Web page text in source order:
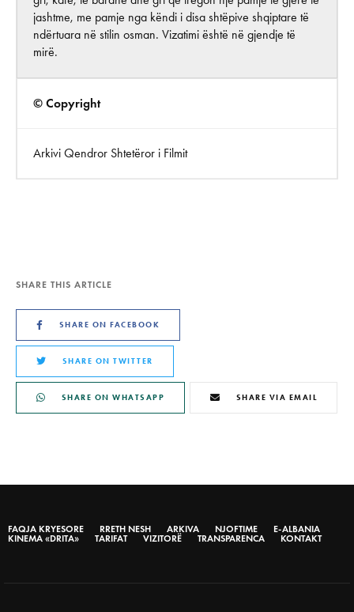
jashtme, me pamje nga këndi i disa shtëpive shqiptare të
ndërtuara në stilin osman. Vizatimi është në gjendje të
mirë.
© Copyright
Arkivi Qendror Shtetëror i Filmit
SHARE THIS ARTICLE
SHARE ON FACEBOOK
SHARE ON TWITTER
SHARE ON WHATSAPP SHARE VIA EMAIL
FAQJA KRYESORE RRETH NESH ARKIVA NJOFTIME
E-ALBANIA
KINEMA «DRITA»
TARIFAT VIZITORË TRANSPARENCA KONTAKT